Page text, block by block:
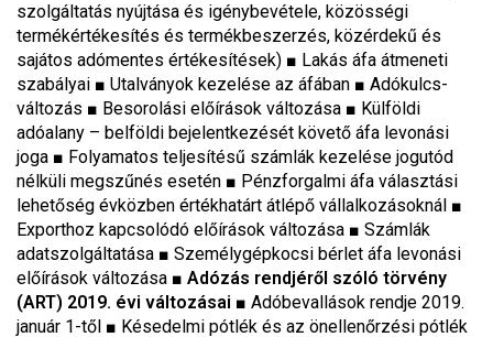
szolgáltatás nyújtása és igénybevétele, közösségi
termékértékesítés és termékbeszerzés, közérdekű és
sajátos adómentes értékesítések) ■ Lakás áfa átmeneti
szabályai ■ Utalványok kezelése az áfában ■ Adókulcs-
változás ■ Besorolási előírások változása ■ Külföldi
adóalany – belföldi bejelentkezését követő áfa levonási
joga ■ Folyamatos teljesítésű számlák kezelése jogutód
nélküli megszűnés esetén ■ Pénzforgalmi áfa választási
lehetőség évközben értékhatárt átlépő vállalkozásoknál ■
Exporthoz kapcsolódó előírások változása ■ Számlák
adatszolgáltatása ■ Személygépkocsi bérlet áfa levonási
előírások változása ■ Adózás rendjéről szóló törvény
(ART) 2019. évi változásai ■ Adóbevallások rendje 2019.
január 1-től ■ Késedelmi pótlék és az önellenőrzési pótlék